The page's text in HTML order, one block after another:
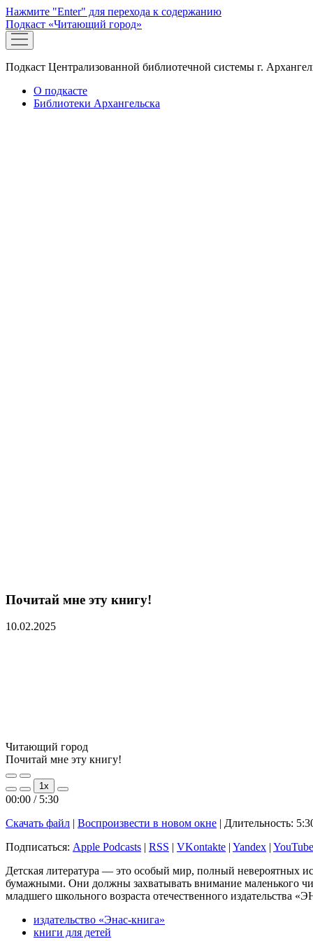
Нажмите "Enter" для перехода к содержанию
Подкаст «Читающий город»
открыть
меню
Подкаст Централизованной библиотечной системы г.
О подкасте
Библиотеки Архангельска
Почитай мне эту книгу!
10.02.2025
Читающий город
Почитай мне эту книгу!
Play
Episode
Pause
Episode
1x
00:00 / 5:30
Скачать файл | Воспроизвести в новом окне | Длительность:
Подписаться: Apple Podcasts | RSS | VKontakte | Yandex | YouTube
Детская литература — это особый мир, полный невероятных
бумажными. Они должны захватывать внимание маленького
младшего школьного возраста отечественного
издательство «Энас-книга»
книги для детей